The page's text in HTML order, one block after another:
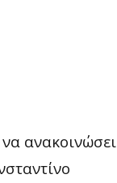
ανακοινώσει